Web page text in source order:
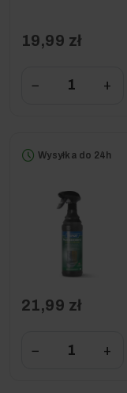
19,99 zł
− +
Wysyłka do 24h
21,99 zł
− +